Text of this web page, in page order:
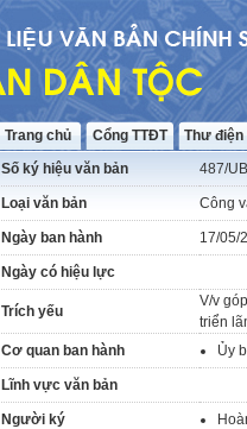
Trang chủ Cổng TTĐT Thư
Số ký hiệu văn bản 487/
Loại văn bản Công
Ngày ban hành 17/05/
Ngày có hiệu lực
Trích yếu
V/v
triển
Cơ quan ban hành
Ủy
Lĩnh vực văn bản
Người ký